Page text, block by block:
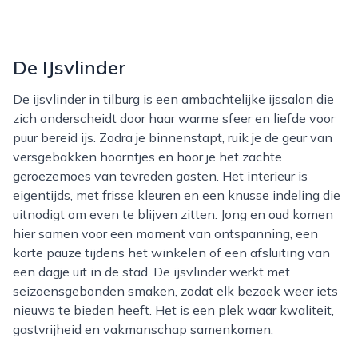
De IJsvlinder
De ijsvlinder in tilburg is een ambachtelijke ijssalon die
zich onderscheidt door haar warme sfeer en liefde voor
puur bereid ijs. Zodra je binnenstapt, ruik je de geur van
versgebakken hoorntjes en hoor je het zachte
geroezemoes van tevreden gasten. Het interieur is
eigentijds, met frisse kleuren en een knusse indeling die
uitnodigt om even te blijven zitten. Jong en oud komen
hier samen voor een moment van ontspanning, een
korte pauze tijdens het winkelen of een afsluiting van
een dagje uit in de stad. De ijsvlinder werkt met
seizoensgebonden smaken, zodat elk bezoek weer iets
nieuws te bieden heeft. Het is een plek waar kwaliteit,
gastvrijheid en vakmanschap samenkomen.